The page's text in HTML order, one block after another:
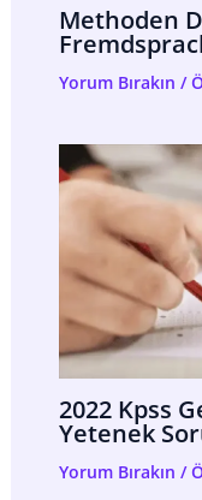
Methoden
Yorum Bırakın /
2022 Kpss
Yetenek
Yorum Bırakın /